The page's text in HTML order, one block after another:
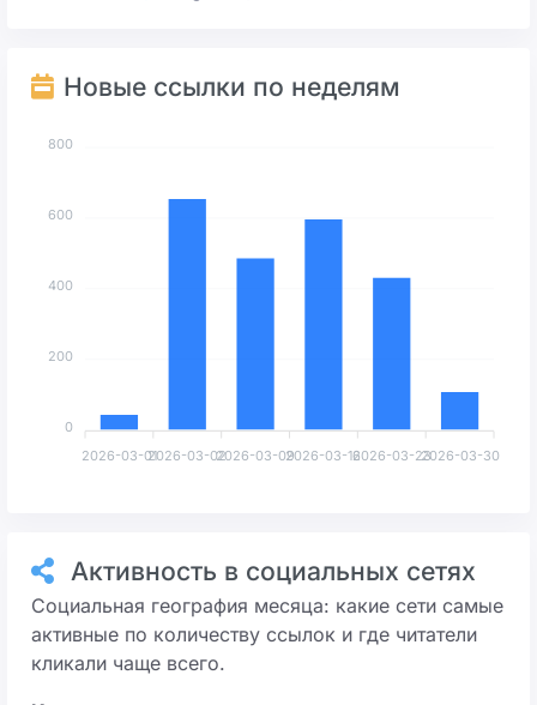
Новые ссылки по неделям
2026-03-012026-03-022026-03-092026-03-162026-03-232026-03-30
800
600
400
200
0
Активность в социальных сетях
Социальная география месяца: какие сети самые
активные по количеству ссылок и где читатели
кликали чаще всего.